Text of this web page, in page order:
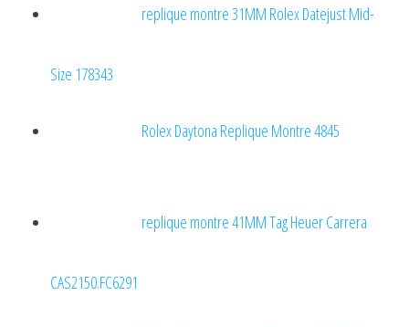
replique montre 31MM Rolex Datejust Mid-
Size 178343
Rolex Daytona Replique Montre 4845
replique montre 41MM Tag Heuer Carrera
CAS2150.FC6291